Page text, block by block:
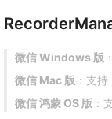
微信 Windows 版
微信 Mac 版 ：支持
微信 鸿蒙 OS 版 ：